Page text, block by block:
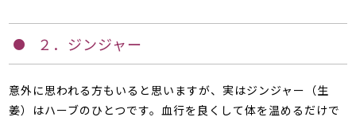
２．ジンジャー
意外に思われる方もいると思いますが、実はジンジャー（生
姜）はハーブのひとつです。血行を良くして体を温めるだけで